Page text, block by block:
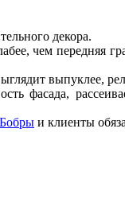
декора.
чем передняя
выпуклее,
фасада,
и клиенты